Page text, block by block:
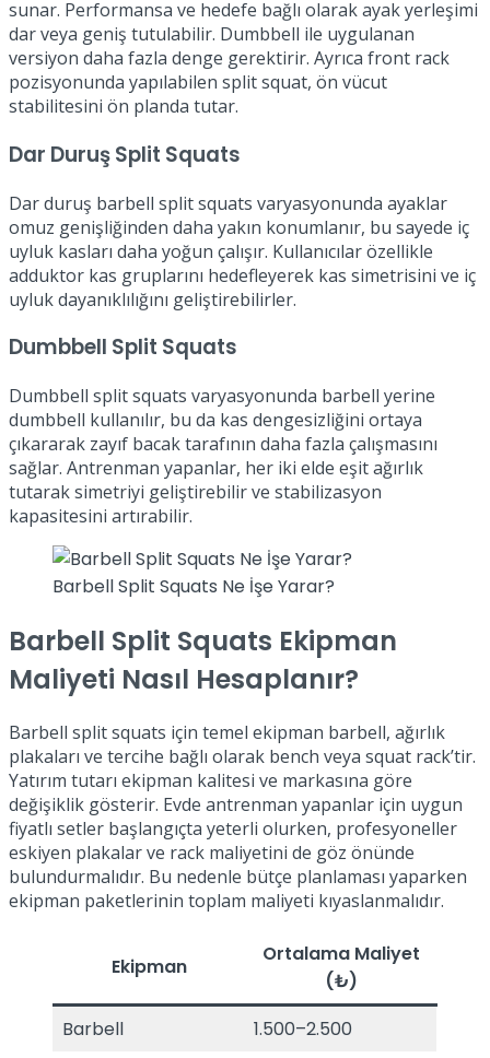
sunar. Performansa ve hedefe bağlı olarak ayak yerleşimi
dar veya geniş tutulabilir. Dumbbell ile uygulanan
versiyon daha fazla denge gerektirir. Ayrıca front rack
pozisyonunda yapılabilen split squat, ön vücut
stabilitesini ön planda tutar.
Dar Duruş Split Squats
Dar duruş barbell split squats varyasyonunda ayaklar
omuz genişliğinden daha yakın konumlanır, bu sayede iç
uyluk kasları daha yoğun çalışır. Kullanıcılar özellikle
adduktor kas gruplarını hedefleyerek kas simetrisini ve iç
uyluk dayanıklılığını geliştirebilirler.
Dumbbell Split Squats
Dumbbell split squats varyasyonunda barbell yerine
dumbbell kullanılır, bu da kas dengesizliğini ortaya
çıkararak zayıf bacak tarafının daha fazla çalışmasını
sağlar. Antrenman yapanlar, her iki elde eşit ağırlık
tutarak simetriyi geliştirebilir ve stabilizasyon
kapasitesini artırabilir.
Barbell Split Squats Ne İşe Yarar?
Barbell Split Squats Ekipman
Maliyeti Nasıl Hesaplanır?
Barbell split squats için temel ekipman barbell, ağırlık
plakaları ve tercihe bağlı olarak bench veya squat rack’tir.
Yatırım tutarı ekipman kalitesi ve markasına göre
değişiklik gösterir. Evde antrenman yapanlar için uygun
fiyatlı setler başlangıçta yeterli olurken, profesyoneller
eskiyen plakalar ve rack maliyetini de göz önünde
bulundurmalıdır. Bu nedenle bütçe planlaması yaparken
ekipman paketlerinin toplam maliyeti kıyaslanmalıdır.
Ekipman
Ortalama Maliyet
(₺)
Barbell
1.500–2.500